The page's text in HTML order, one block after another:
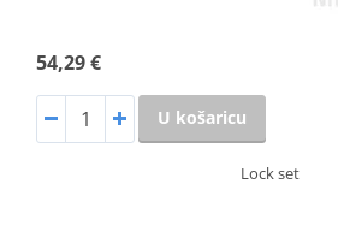
54,29 €
U košaricu
Lock set